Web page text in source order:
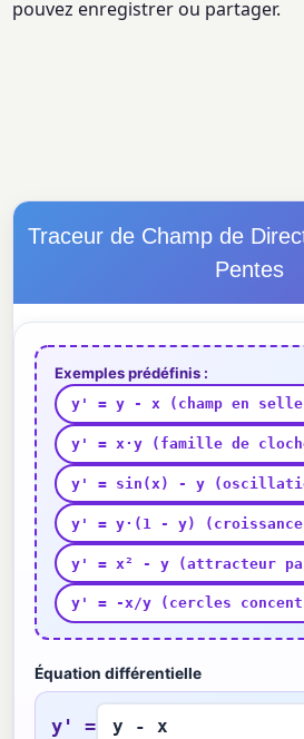
pouvez enregistrer ou partager.
Traceur de Champ de
Pentes
Exemples prédéfinis :
y' = y - x (champ en
y' = x·y (famille de
y' = sin(x) - y
y' = y·(1 - y)
y' = x² - y (attracteur
y' = -x/y (cercles
Équation différentielle
y' =